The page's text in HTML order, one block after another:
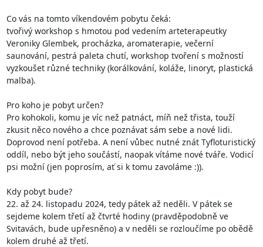
Co vás na tomto víkendovém pobytu čeká:
tvořivý workshop s hmotou pod vedením arteterapeutky
Veroniky Glembek, procházka, aromaterapie, večerní
saunování, pestrá paleta chutí, workshop tvoření s možností
vyzkoušet různé techniky (korálkování, koláže, linoryt, plastická
malba).
Pro koho je pobyt určen?
Pro kohokoli, komu je víc než patnáct, míň než třista, touží
zkusit něco nového a chce poznávat sám sebe a nové lidi.
Doprovod není potřeba. A není vůbec nutné znát Tyfloturistický
oddíl, nebo být jeho součástí, naopak vítáme nové tváře. Vodicí
psi možní (jen poprosím, ať si k tomu zavoláme :)).
Kdy pobyt bude?
22. až 24. listopadu 2024, tedy pátek až neděli. V pátek se
sejdeme kolem třetí až čtvrté hodiny (pravděpodobně ve
Svitavách, bude upřesněno) a v neděli se rozloučíme po obědě
kolem druhé až třetí.